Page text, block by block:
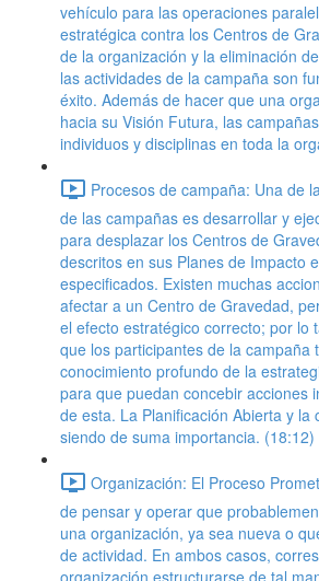
vehículo para las operaciones
estratégica contra los Centros de
de la organización y la eliminación
las actividades de la campaña son
éxito. Además de hacer que una
hacia su Visión Futura, las
individuos y disciplinas en toda la
Procesos de campaña: Una de
de las campañas es desarrollar y
para desplazar los Centros de
descritos en sus Planes de Impacto
especificados. Existen muchas
afectar a un Centro de Gravedad,
el efecto estratégico correcto; por lo
que los participantes de la campaña
conocimiento profundo de la
para que puedan concebir acciones
de esta. La Planificación Abierta y la
siendo de suma importancia. (18:12)
Organización: El Proceso
de pensar y operar que
una organización, ya sea nueva o
de actividad. En ambos casos,
organización estructurarse de tal